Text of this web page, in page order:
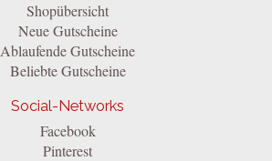
Shopübersicht
Neue Gutscheine
Ablaufende Gutscheine
Beliebte Gutscheine
Social-Networks
Facebook
Pinterest